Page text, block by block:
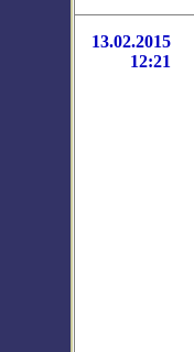
13.02.2015
12:21